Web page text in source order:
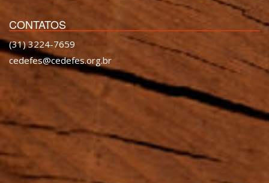
CONTATOS
(31) 3224-7659
cedefes@cedefes.org.br